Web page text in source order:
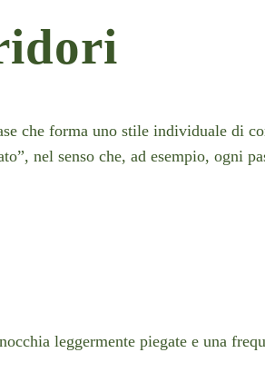
che forma uno stile individuale
nel senso che, ad esempio, ogni
leggermente piegate e una